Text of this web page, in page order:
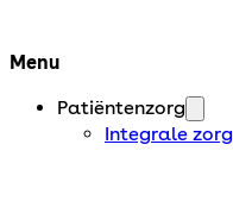
Menu
Patiëntenzorg
Integrale zorg